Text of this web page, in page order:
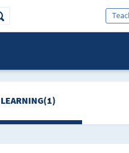
LEARNING(1)